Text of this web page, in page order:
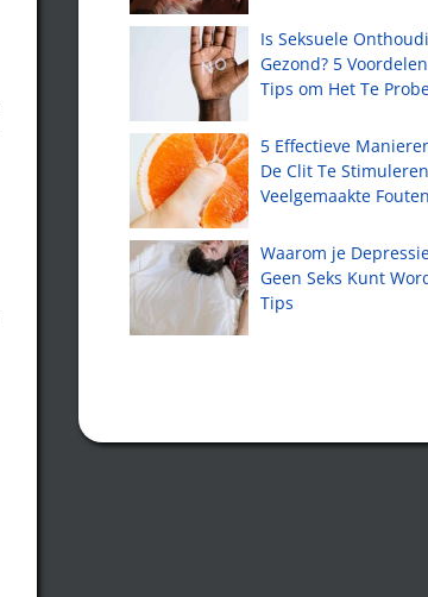
Is Seksuele
Gezond? 5
Tips om Het Te
5 Effectieve
De Clit Te
Veelgemaakte
Waarom je
Geen Seks Kunt
Tips